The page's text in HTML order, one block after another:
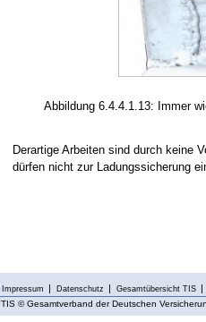
Abbildung 6.4.4.1.13: Immer
Derartige Arbeiten sind durch keine
dürfen nicht zur Ladungssicherung
Impressum Datenschutz Gesamtübersicht TIS
TIS © Gesamtverband der Deutschen